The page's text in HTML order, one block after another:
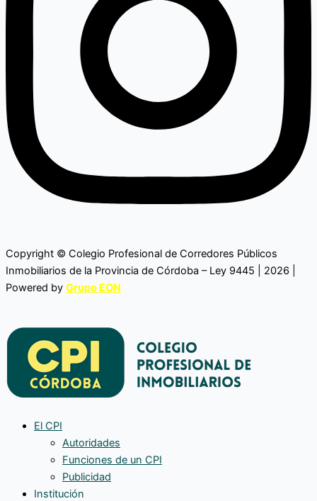
Copyright © Colegio Profesional de Corredores Públicos
Inmobiliarios de la Provincia de Córdoba – Ley 9445 | 2026 |
Powered by Grupo EON
El CPI
Autoridades
Funciones de un CPI
Publicidad
Institución